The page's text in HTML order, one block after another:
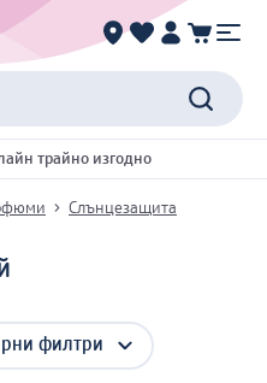
трайно изгодно
Слънцезащита
филтри